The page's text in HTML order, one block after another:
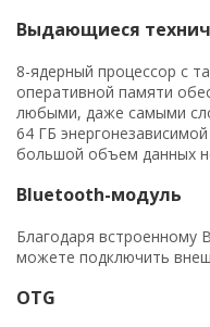
Выдающиеся
8-ядерный процессор с
оперативной памяти
любыми, даже самыми
64 ГБ
большой объем данных
Bluetooth-модуль
Благодаря встроенному
можете подключить
OTG